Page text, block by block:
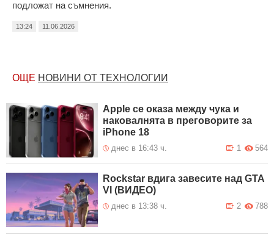
подложат на съмнения.
13:24 11.06.2026
ОЩЕ НОВИНИ ОТ ТЕХНОЛОГИИ
Apple се оказа между чука и
наковалнята в преговорите за
iPhone 18
днес в 16:43 ч. 564
1
Rockstar вдига завесите над GTA
VI (ВИДЕО)
днес в 13:38 ч. 788
2